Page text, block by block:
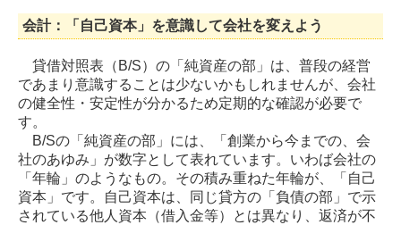
会計：「自己資本」を意識して会社を変えよう
貸借対照表（B/S）の「純資産の部」は、普段の経営
であまり意識することは少ないかもしれませんが、会社
の健全性・安定性が分かるため定期的な確認が必要で
す。
B/Sの「純資産の部」には、「創業から今までの、会
社のあゆみ」が数字として表れています。いわば会社の
「年輪」のようなもの。その積み重ねた年輪が、「自己
資本」です。自己資本は、同じ貸方の「負債の部」で示
されている他人資本（借入金等）とは異なり、返済が不